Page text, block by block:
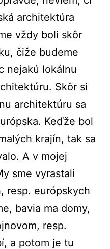
architektúra
vždy boli skôr
čiže budeme
nejakú lokálnu
Skôr si
architektúru sa
Keďže bol
krajín, tak sa
A v mojej
sme vyrastali
resp. európskych
bavia ma domy,
resp.
a potom je tu